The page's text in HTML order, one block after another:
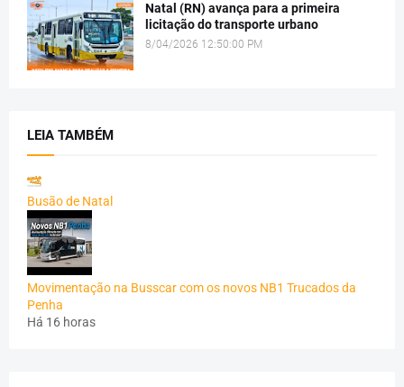
Natal (RN) avança para a primeira
licitação do transporte urbano
8/04/2026 12:50:00 PM
LEIA TAMBÉM
Busão de Natal
Movimentação na Busscar com os novos NB1 Trucados da
Penha
Há 16 horas